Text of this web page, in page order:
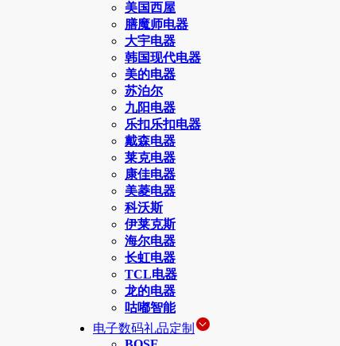
美国西屋
膳魔师电器
大宇电器
韩国现代电器
美的电器
苏泊尔
九阳电器
乐扣乐扣电器
戴森电器
莱克电器
康佳电器
美菱电器
科沃斯
伊莱克斯
海尔电器
长虹电器
TCL电器
龙的电器
咕嘟智能
电子数码礼品定制